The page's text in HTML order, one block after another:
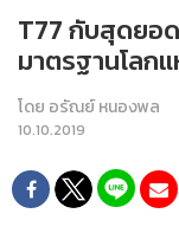
T77 กับสุดยอ
มาตรฐานโลก
โดย อรัณย์ หนองพล
10.10.2019